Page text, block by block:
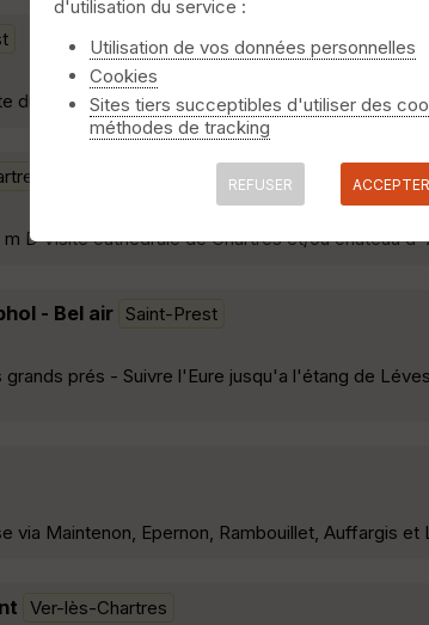
du cidre, organisée par l'ASPTT Chartres section
D Visite cathédrale de Chartres et/ou chateau d'
- Bel air Saint-Prest
prés - Suivre l'Eure jusqu'a l'étang de
via Maintenon, Epernon, Rambouillet, Auffargis et
Ver-lès-Chartres
d'utilisation du service :
Utilisation de vos données personnelles
Cookies
Sites tiers succeptibles d'utiliser des
méthodes de tracking
REFUSER ACCEPTER